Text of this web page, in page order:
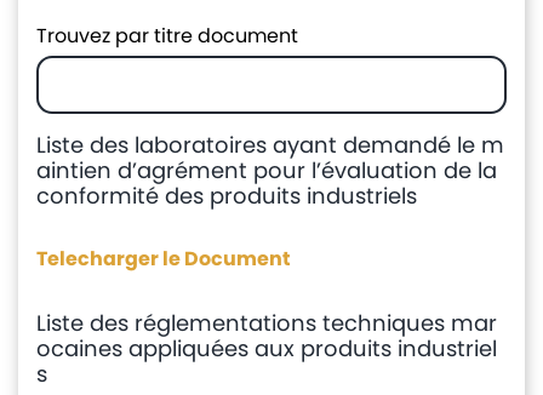
Régionalisation
Avis
et
annonces
Médiaroom
Contact
Trouvez par titre document
Liste des laboratoires ayant demandé le m
aintien d’agrément pour l’évaluation de la
conformité des produits industriels
Telecharger le Document
Liste des réglementations techniques mar
ocaines appliquées aux produits industriel
s